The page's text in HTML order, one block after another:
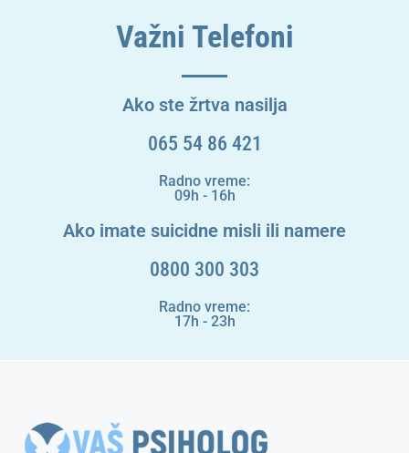
Važni Telefoni
Ako ste žrtva nasilja
065 54 86 421
Radno vreme:
09h - 16h
Ako imate suicidne misli ili namere
0800 300 303
Radno vreme:
17h - 23h